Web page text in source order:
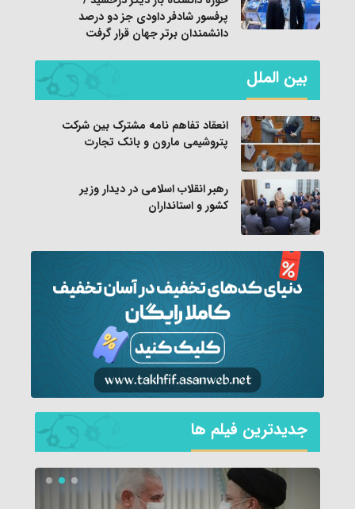
پرفسور شادفر داودی جز دو درصد
دانشمندان برتر جهان قرار گرفت
بین الملل
انعقاد تفاهم نامه مشترک بین شرکت
پتروشیمی مارون و بانک تجارت
رهبر انقلاب اسلامی در دیدار وزیر
کشور و استانداران
جديدترين فیلم ها